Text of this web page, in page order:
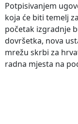
Potpisivanjem
koja će biti temelj
početak izgradnje
dovršetka, nova
mrežu skrbi za
radna mjesta na